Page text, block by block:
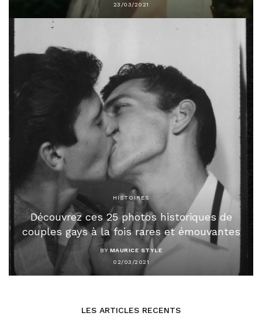
23/03/2021
HISTOIRES
Découvrez ces 25 photos historiques de
couples gays à la fois rares et émouvantes
BY MAURICE STYLE
02/03/2021
LES ARTICLES RECENTS